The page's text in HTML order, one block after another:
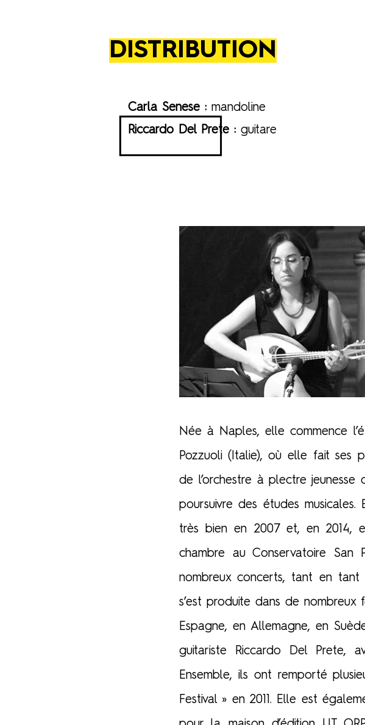
DISTRIBUTION
Carla Senese : mandoline
Riccardo Del Prete : guitare
Née à Naples, elle commence
Pozzuoli (Italie), où elle fait ses
de l’orchestre à plectre
poursuivre des études
très bien en 2007 et, en 2014,
chambre au Conservatoire
nombreux concerts, tant en tant
s’est produite dans de
Espagne, en Allemagne, en
guitariste Riccardo Del Prete,
Ensemble, ils ont remporté
Festival » en 2011. Elle est